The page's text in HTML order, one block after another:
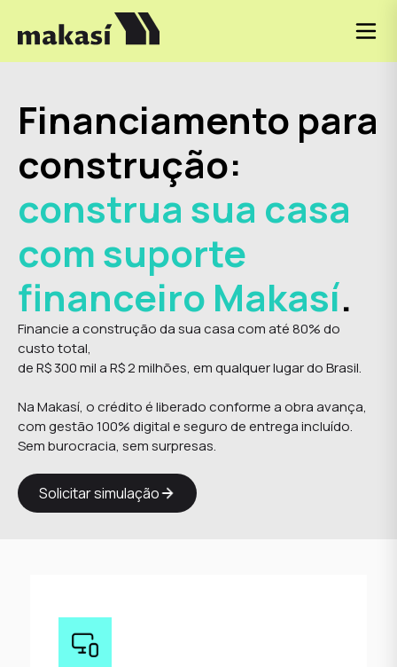
Financiamento para
construção:
construa sua casa
com suporte
financeiro Makasí.
Financie a construção da sua casa com até 80% do
custo total,
de R$ 300 mil a R$ 2 milhões, em qualquer lugar do Brasil.
Na Makasí, o crédito é liberado conforme a obra avança,
com gestão 100% digital e seguro de entrega incluído.
Sem burocracia, sem surpresas.
Solicitar simulação